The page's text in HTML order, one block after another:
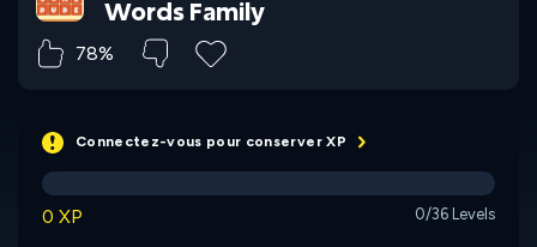
Words Family
78%
Connectez-vous pour conserver XP
0 XP 0/36 Levels